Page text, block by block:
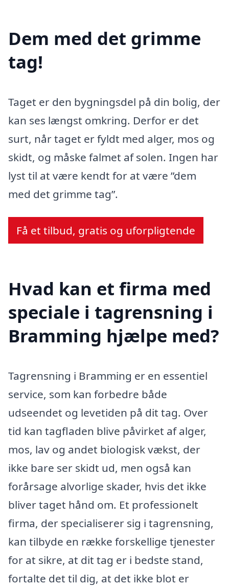
Dem med det grimme
tag!
Taget er den bygningsdel på din bolig, der
kan ses længst omkring. Derfor er det
surt, når taget er fyldt med alger, mos og
skidt, og måske falmet af solen. Ingen har
lyst til at være kendt for at være ”dem
med det grimme tag”.
Få et tilbud, gratis og uforpligtende
Hvad kan et firma med
speciale i tagrensning i
Bramming hjælpe med?
Tagrensning i Bramming er en essentiel
service, som kan forbedre både
udseendet og levetiden på dit tag. Over
tid kan tagfladen blive påvirket af alger,
mos, lav og andet biologisk vækst, der
ikke bare ser skidt ud, men også kan
forårsage alvorlige skader, hvis det ikke
bliver taget hånd om. Et professionelt
firma, der specialiserer sig i tagrensning,
kan tilbyde en række forskellige tjenester
for at sikre, at dit tag er i bedste stand,
fortalte det til dig, at det ikke blot er